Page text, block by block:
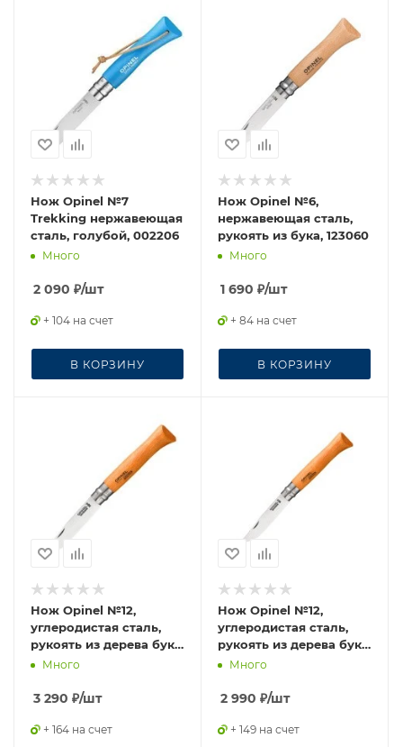
Нож Opinel №7
Trekking нержавеющая
сталь, голубой, 002206
Много
2 090 ₽/шт
+ 104 на счет
В КОРЗИНУ
Нож Opinel №6,
нержавеющая сталь,
рукоять из бука, 123060
Много
1 690 ₽/шт
+ 84 на счет
В КОРЗИНУ
Нож Opinel №12,
углеродистая сталь,
рукоять из дерева бука,
блистер, 001256
Много
3 290 ₽/шт
+ 164 на счет
Нож Opinel №12,
углеродистая сталь,
рукоять из дерева бука,
113120
Много
2 990 ₽/шт
+ 149 на счет